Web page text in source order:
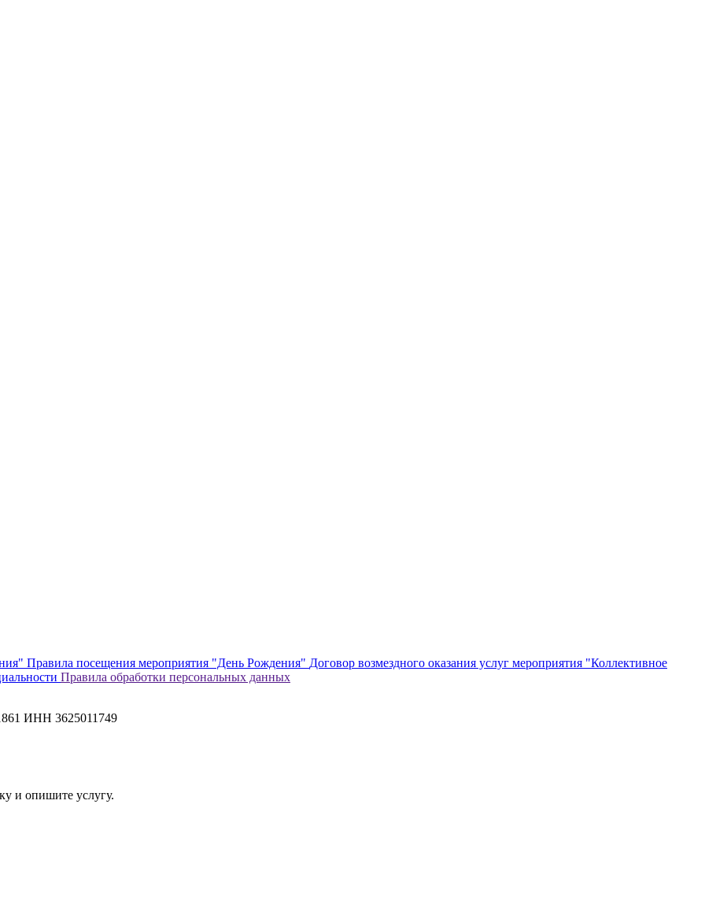
Правила посещения мероприятия "День Рождения" Договор возмездного оказания услуг мероприятия "Коллективное
Правила обработки персональных данных
ИНН 3625011749
и опишите услугу.